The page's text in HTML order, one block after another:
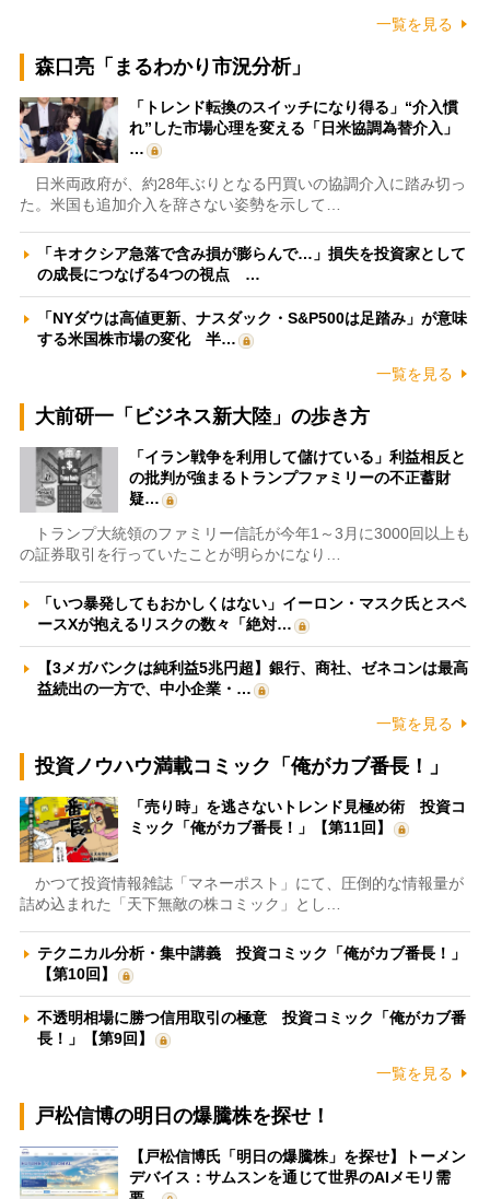
一覧を見る
森口亮「まるわかり市況分析」
「トレンド転換のスイッチになり得る」“介入慣
れ”した市場心理を変える「日米協調為替介入」
…
日米両政府が、約28年ぶりとなる円買いの協調介入に踏み切っ
た。米国も追加介入を辞さない姿勢を示して…
「キオクシア急落で含み損が膨らんで…」損失を投資家として
の成長につなげる4つの視点 …
「NYダウは高値更新、ナスダック・S&P500は足踏み」が意味
する米国株市場の変化 半…
一覧を見る
大前研一「ビジネス新大陸」の歩き方
「イラン戦争を利用して儲けている」利益相反と
の批判が強まるトランプファミリーの不正蓄財
疑…
トランプ大統領のファミリー信託が今年1～3月に3000回以上も
の証券取引を行っていたことが明らかになり…
「いつ暴発してもおかしくはない」イーロン・マスク氏とスペ
ースXが抱えるリスクの数々「絶対…
【3メガバンクは純利益5兆円超】銀行、商社、ゼネコンは最高
益続出の一方で、中小企業・…
一覧を見る
投資ノウハウ満載コミック「俺がカブ番長！」
「売り時」を逃さないトレンド見極め術 投資コ
ミック「俺がカブ番長！」【第11回】
かつて投資情報雑誌「マネーポスト」にて、圧倒的な情報量が
詰め込まれた「天下無敵の株コミック」とし…
テクニカル分析・集中講義 投資コミック「俺がカブ番長！」
【第10回】
不透明相場に勝つ信用取引の極意 投資コミック「俺がカブ番
長！」【第9回】
一覧を見る
戸松信博の明日の爆騰株を探せ！
【戸松信博氏「明日の爆騰株」を探せ】トーメン
デバイス：サムスンを通じて世界のAIメモリ需